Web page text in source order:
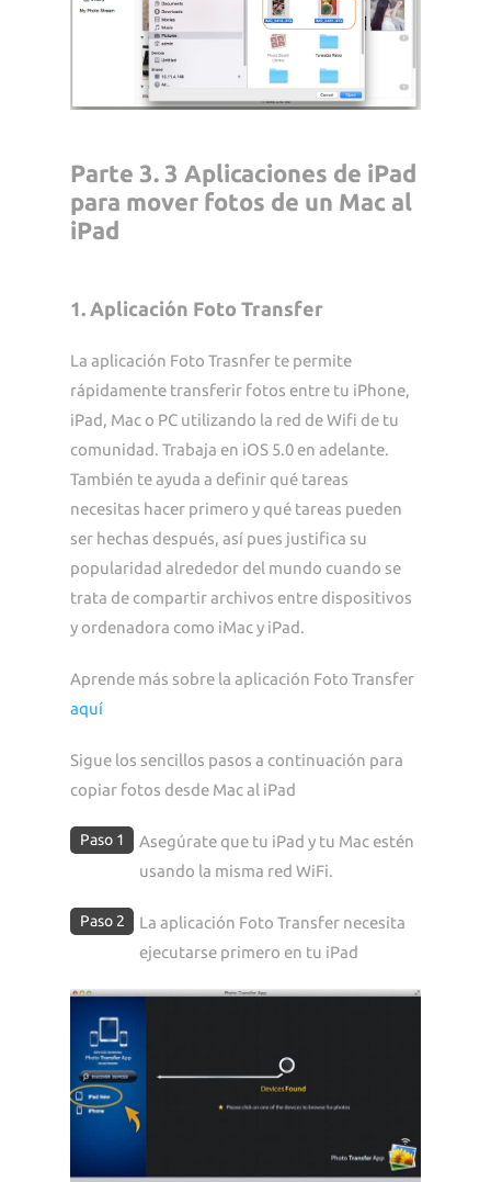
Parte 3. 3 Aplicaciones de iPad
para mover fotos de un Mac al
iPad
1. Aplicación Foto Transfer
La aplicación Foto Trasnfer te permite
rápidamente transferir fotos entre tu iPhone,
iPad, Mac o PC utilizando la red de Wifi de tu
comunidad. Trabaja en iOS 5.0 en adelante.
También te ayuda a definir qué tareas
necesitas hacer primero y qué tareas pueden
ser hechas después, así pues justifica su
popularidad alrededor del mundo cuando se
trata de compartir archivos entre dispositivos
y ordenadora como iMac y iPad.
Aprende más sobre la aplicación Foto Transfer
aquí
Sigue los sencillos pasos a continuación para
copiar fotos desde Mac al iPad
Paso 1
Asegúrate que tu iPad y tu Mac estén
usando la misma red WiFi.
Paso 2
La aplicación Foto Transfer necesita
ejecutarse primero en tu iPad